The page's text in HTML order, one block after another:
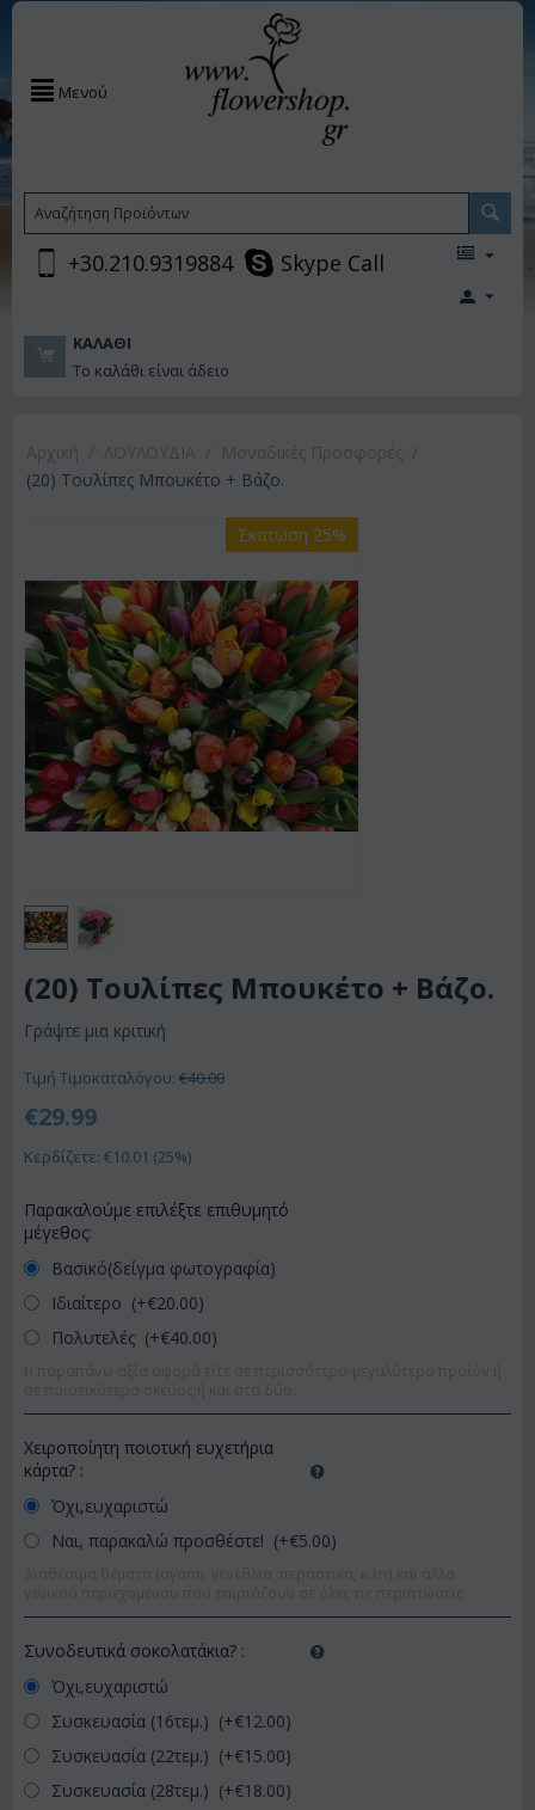
Μενού
+30.210.9319884 Skype Call
ΚΑΛΆΘΙ
Το καλάθι είναι άδειο
(20) Τουλίπες Μπουκέτο + Βάζο.
Έκπτωση 25%
(20) Τουλίπες Μπουκέτο + Βάζο.
Γράψτε μια κριτική
Τιμή Τιμοκαταλόγου: €40.00
€29.99
Κερδίζετε: €10.01 (25%)
Παρακαλούμε επιλέξτε επιθυμητό
μέγεθος:
Βασικό(δείγμα φωτογραφία)
Ιδιαίτερο (+€20.00)
Πολυτελές (+€40.00)
Χειροποίητη ποιοτική ευχετήρια
κάρτα? :
Όχι,ευχαριστώ
Ναι, παρακαλώ προσθέστε! (+€5.00)
Συνοδευτικά σοκολατάκια? :
Όχι,ευχαριστώ
Συσκευασία (16τεμ.) (+€12.00)
Συσκευασία (22τεμ.) (+€15.00)
Συσκευασία (28τεμ.) (+€18.00)